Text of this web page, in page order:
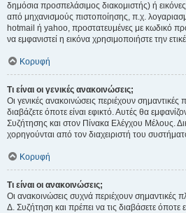
δημόσια προσπελάσιμος διακομιστής) ή
από μηχανισμούς πιστοποίησης, π.χ.
hotmail ή yahoo, προστατευμένες με κωδικό
να εμφανιστεί η εικόνα χρησιμοποιήστε την
Κορυφή
Τι είναι οι γενικές ανακοινώσεις;
Οι γενικές ανακοινώσεις περιέχουν σημαντικές
διαβάζετε όποτε είναι εφικτό. Αυτές θα
Συζήτησης και στον Πίνακα Ελέγχου Μέλους.
χορηγούνται από τον διαχειριστή του
Κορυφή
Τι είναι οι ανακοινώσεις;
Οι ανακοινώσεις συχνά περιέχουν σημαντικές
Δ. Συζήτηση και πρέπει να τις διαβάσετε όποτε